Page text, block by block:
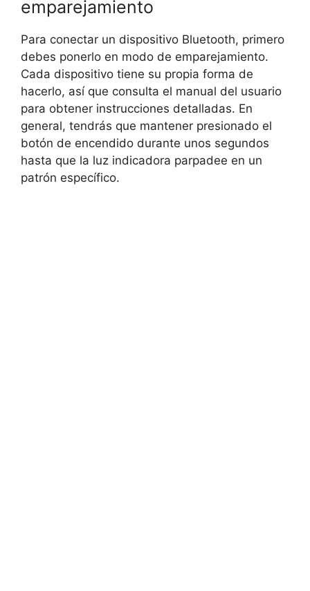
emparejamiento
Para conectar un dispositivo Bluetooth, primero
debes ponerlo en modo de emparejamiento.
Cada dispositivo tiene su propia forma de
hacerlo, así que consulta el manual del usuario
para obtener instrucciones detalladas. En
general, tendrás que mantener presionado el
botón de encendido durante unos segundos
hasta que la luz indicadora parpadee en un
patrón específico.